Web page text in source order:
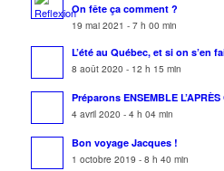
On fête ça comment ?
19 mai 2021 - 7 h 00 min
L’été au Québec, et si on s’en
8 août 2020 - 12 h 15 min
Préparons ENSEMBLE L’APRÈS
4 avril 2020 - 4 h 04 min
Bon voyage Jacques !
1 octobre 2019 - 8 h 40 min